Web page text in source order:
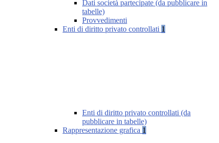
Dati società partecipate (da pubblicare in
tabelle)
Provvedimenti
Enti di diritto privato controllati 1
Enti di diritto privato controllati (da
pubblicare in tabelle)
Rappresentazione grafica 1